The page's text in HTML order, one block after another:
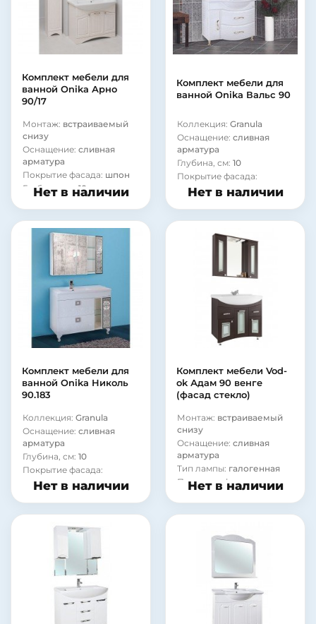
Комплект мебели для
ванной Onika Арно
90/17
Монтаж: встраиваемый
снизу
Оснащение: сливная
арматура
Покрытие фасада: шпон
Глубина, см: 10
Материал корпуса: сталь
Нет в наличии
Комплект мебели для
ванной Onika Вальс 90
Коллекция: Granula
Оснащение: сливная
арматура
Глубина, см: 10
Покрытие фасада:
ламинат
Нет в наличии
Комплект мебели для
ванной Onika Николь
90.183
Коллекция: Granula
Оснащение: сливная
арматура
Глубина, см: 10
Покрытие фасада:
ламинат
Нет в наличии
Комплект мебели Vod-
ok Адам 90 венге
(фасад стекло)
Монтаж: встраиваемый
снизу
Оснащение: сливная
арматура
Тип лампы: галогенная
Покрытие фасада:
ламинат
Нет в наличии